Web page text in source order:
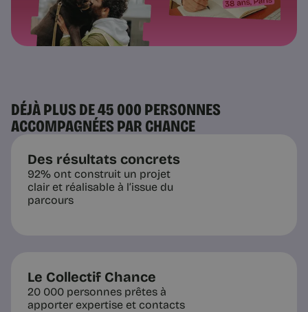
DÉJÀ PLUS DE 45 000 PERSONNES
ACCOMPAGNÉES PAR CHANCE
Des résultats concrets
92% ont construit un projet
clair et réalisable à l’issue du
parcours
Le Collectif Chance
20 000 personnes prêtes à
apporter expertise et contacts